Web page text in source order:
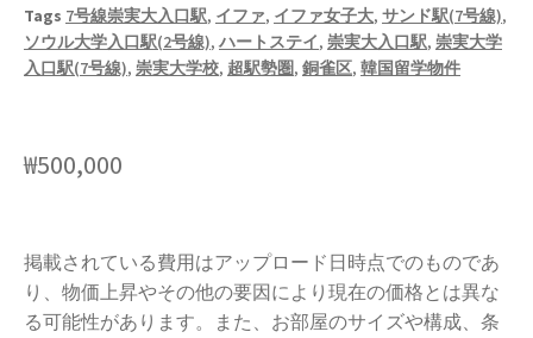
Tags 7号線崇実大入口駅, イファ, イファ女子大, サンド駅(7号線),
ソウル大学入口駅(2号線), ハートステイ, 崇実大入口駅, 崇実大学
入口駅(7号線), 崇実大学校, 超駅勢圏, 銅雀区, 韓国留学物件
₩500,000
掲載されている費用はアップロード日時点でのものであ
り、物価上昇やその他の要因により現在の価格とは異な
る可能性があります。また、お部屋のサイズや構成、条